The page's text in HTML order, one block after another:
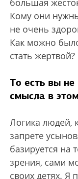
Кому они
не очень
Как можно
стать жертвой?
То есть вы не
смысла в
Логика людей,
запрете
базируется на
зрения, сами
своих детях.